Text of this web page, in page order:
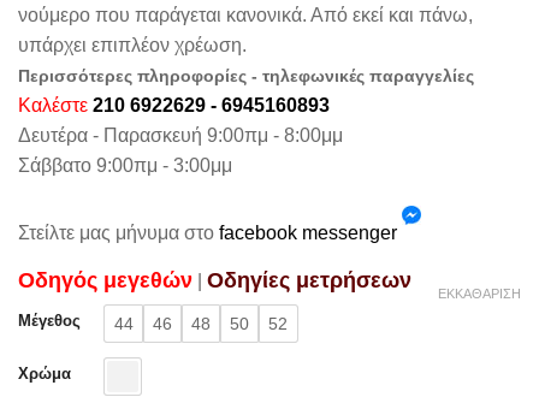
νούμερο που παράγεται κανονικά. Από εκεί και πάνω,
υπάρχει επιπλέον χρέωση.
Περισσότερες πληροφορίες - τηλεφωνικές παραγγελίες
Καλέστε 210 6922629 - 6945160893
Δευτέρα - Παρασκευή 9:00πμ - 8:00μμ
Σάββατο 9:00πμ - 3:00μμ
Στείλτε μας μήνυμα στο facebook messenger
Oδηγός μεγεθών Oδηγίες μετρήσεων
Μέγεθος 44 46 48 50 52
Χρώμα
ΕΚΚΑΘΆΡΙΣΗ